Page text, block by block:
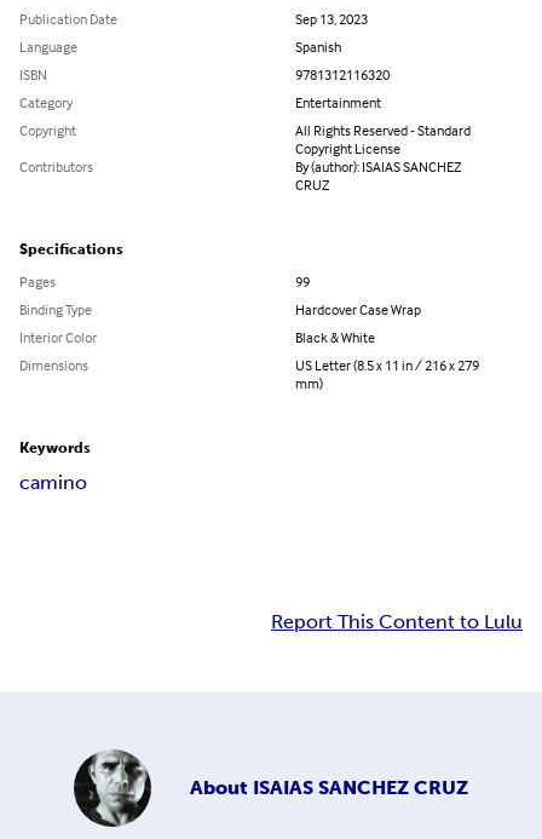
Publication Date
Sep 13, 2023
Language
Spanish
ISBN
9781312116320
Category
Entertainment
Copyright
All Rights Reserved - Standard
Copyright License
Contributors
By (author): ISAIAS SANCHEZ
CRUZ
Specifications
Pages
99
Binding Type
Hardcover Case Wrap
Interior Color
Black & White
Dimensions
US Letter (8.5 x 11 in / 216 x 279
mm)
Keywords
camino
Report This Content to Lulu
About ISAIAS SANCHEZ CRUZ